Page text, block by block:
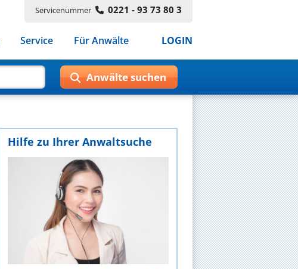
Servicenummer 0221 - 93 73 80 3
Service Für Anwälte LOGIN
Hilfe zu Ihrer Anwaltsuche